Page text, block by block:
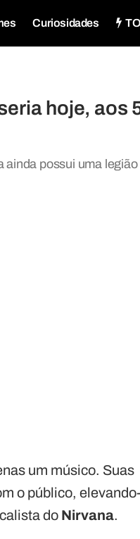
Curiosidades
hoje, aos
ainda possui uma legião
um músico. Suas
o público,
do Nirvana.